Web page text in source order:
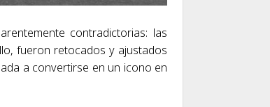
contradictorias: las
fueron retocados y ajustados
a convertirse en un icono en